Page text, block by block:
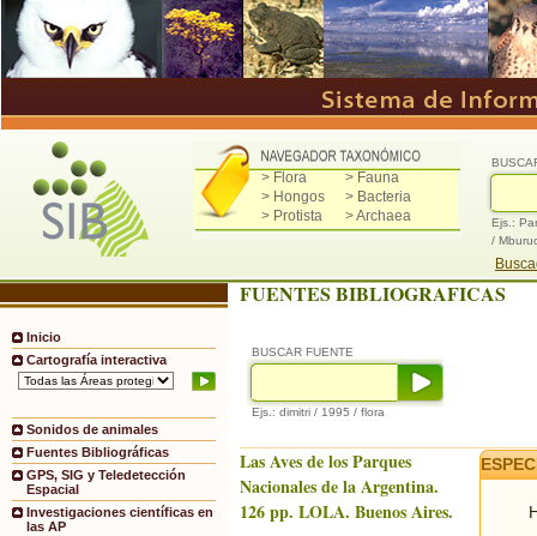
> Flora
> Fauna
> Hongos
> Bacteria
> Protista
> Archaea
Ejs.:
/
Inicio
Cartografía interactiva
Sonidos de animales
Fuentes Bibliográficas
GPS, SIG y Teledetección
Espacial
Investigaciones científicas en
las AP
FUENTES BIBLIOGRAFICAS
BUSCAR FUENTE
Ejs.: dimitri / 1995 / flora
Las Aves de los Parques
Nacionales de la Argentina.
126 pp. LOLA. Buenos Aires.